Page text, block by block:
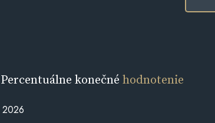
Percentuálne konečnéhodnotenie
2026